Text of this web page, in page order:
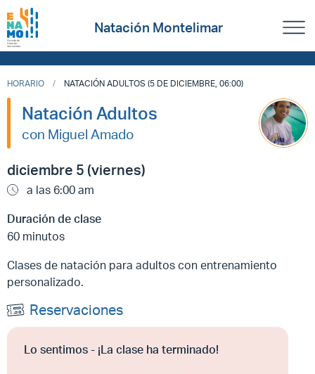
Natación Montelimar
HORARIO NATACIÓN ADULTOS (5 DE DICIEMBRE, 06:00)
Natación Adultos
con Miguel Amado
diciembre 5 (viernes)
a las 6:00 am
Duración de clase
60 minutos
Clases de natación para adultos con entrenamiento
personalizado.
Reservaciones
Lo sentimos - ¡La clase ha terminado!